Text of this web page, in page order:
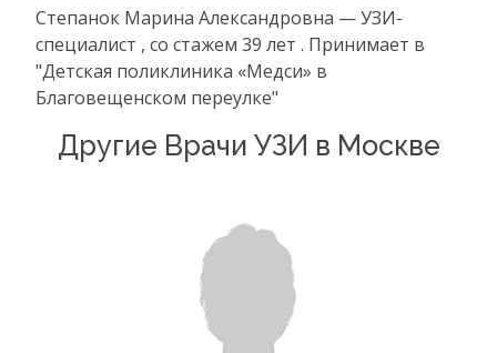
Степанок Марина Александровна — УЗИ-
специалист , со стажем 39 лет . Принимает в
"Детская поликлиника «Медси» в
Благовещенском переулке"
Другие Врачи УЗИ в Москве